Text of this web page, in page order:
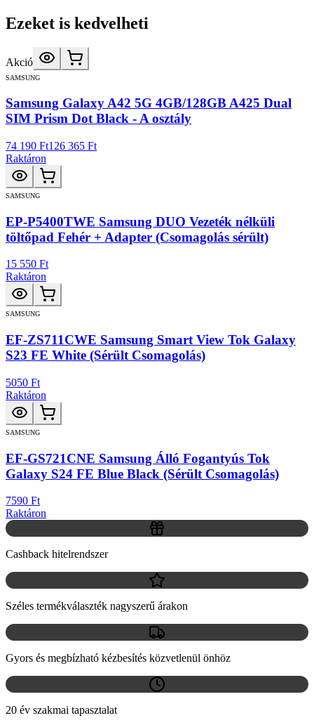
Ezeket is kedvelheti
Akció
SAMSUNG
Samsung Galaxy A42 5G 4GB/128GB A425 Dual
SIM Prism Dot Black - A osztály
74 190 Ft126 365 Ft
Raktáron
SAMSUNG
EP-P5400TWE Samsung DUO Vezeték nélküli
töltőpad Fehér + Adapter (Csomagolás sérült)
15 550 Ft
Raktáron
SAMSUNG
EF-ZS711CWE Samsung Smart View Tok Galaxy
S23 FE White (Sérült Csomagolás)
5050 Ft
Raktáron
SAMSUNG
EF-GS721CNE Samsung Álló Fogantyús Tok
Galaxy S24 FE Blue Black (Sérült Csomagolás)
7590 Ft
Raktáron
Cashback hitelrendszer
Széles termékválaszték nagyszerű árakon
Gyors és megbízható kézbesítés közvetlenül önhöz
20 év szakmai tapasztalat